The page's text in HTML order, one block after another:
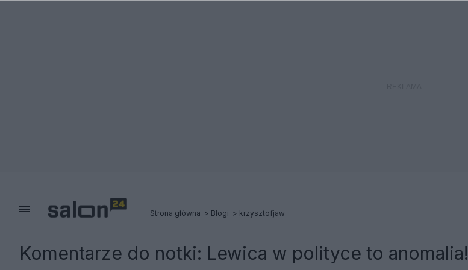
Strona główna Blogi krzysztofjaw
Komentarze do notki: Lewica w polityce to anomalia!